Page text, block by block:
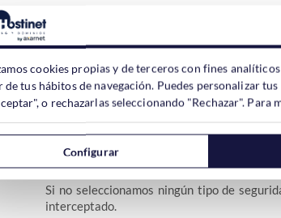
MiDominio.info
Esto es importante, si por defecto
mail.MiDominio.info.
Respecto al tipo de seguridad, marcaremos
Si no seleccionamos ningún tipo de
interceptado.
cookies propias y de terceros con fines
de tus hábitos de navegación. Puedes personalizar
o rechazarlas seleccionando "Rechazar".
Configurar